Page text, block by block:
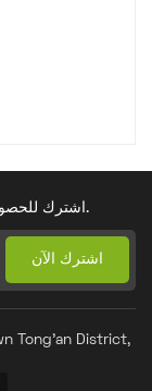
اشترك للحصول على آخر الأخبار. ابقَ على اطلاع بأحدث التوجهات.